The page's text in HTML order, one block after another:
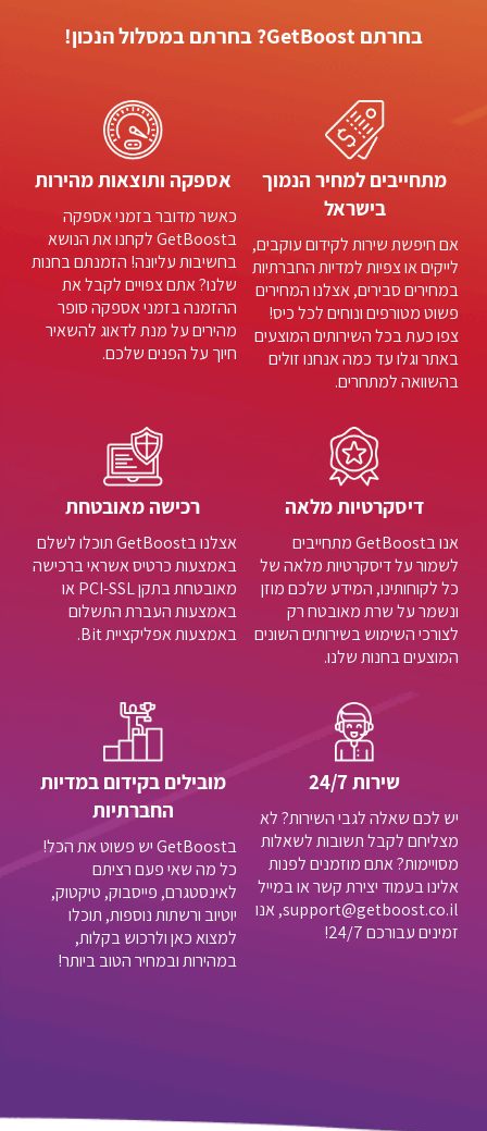
בחרתם GetBoost? בחרתם במסלול הנכון!
מתחייבים למחיר הנמוך
בישראל
אם חיפשת שירות לקידום עוקבים,
לייקים או צפיות למדיות החברתיות
במחירים סבירים, אצלנו המחירים
פשוט מטורפים ונוחים לכל כיס!
צפו כעת בכל השירותים המוצעים
באתר וגלו עד כמה אנחנו זולים
בהשוואה למתחרים.
אספקה ותוצאות מהירות
כאשר מדובר בזמני אספקה
בGetBoost לקחנו את הנושא
בחשיבות עליונה! הזמנתם בחנות
שלנו? אתם צפויים לקבל את
ההזמנה בזמני אספקה סופר
מהירים על מנת לדאוג להשאיר
חיוך על הפנים שלכם.
דיסקרטיות מלאה
אנו בGetBoost מתחייבים
לשמור על דיסקרטיות מלאה של
כל לקוחותינו, המידע שלכם מוזן
ונשמר על שרת מאובטח רק
לצורכי השימוש בשירותים השונים
המוצעים בחנות שלנו.
רכישה מאובטחת
אצלנו בGetBoost תוכלו לשלם
באמצעות כרטיס אשראי ברכישה
מאובטחת בתקן PCI-SSL או
באמצעות העברת התשלום
באמצעות אפליקציית Bit.
שירות 24/7
יש לכם שאלה לגבי השירות? לא
מצליחם לקבל תשובות לשאלות
מסויימות? אתם מוזמנים לפנות
אלינו בעמוד יצירת קשר או במייל
support@getboost.co.il, אנו
זמינים עבורכם 24/7!
מובילים בקידום במדיות
החברתיות
בGetBoost יש פשוט את הכל!
כל מה שאי פעם רציתם
לאינסטגרם, פייסבוק, טיקטוק,
יוטיוב ורשתות נוספות, תוכלו
למצוא כאן ולרכוש בקלות,
במהירות ובמחיר הטוב ביותר!